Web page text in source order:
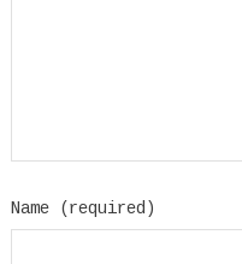
Name (required)